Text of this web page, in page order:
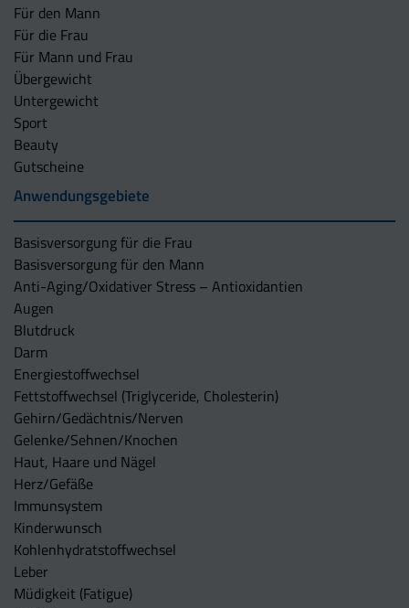
Für den Mann
Für die Frau
Für Mann und Frau
Übergewicht
Untergewicht
Sport
Beauty
Gutscheine
Anwendungsgebiete
Basisversorgung für die Frau
Basisversorgung für den Mann
Anti-Aging/Oxidativer Stress – Antioxidantien
Augen
Blutdruck
Darm
Energiestoffwechsel
Fettstoffwechsel (Triglyceride, Cholesterin)
Gehirn/Gedächtnis/Nerven
Gelenke/Sehnen/Knochen
Haut, Haare und Nägel
Herz/Gefäße
Immunsystem
Kinderwunsch
Kohlenhydratstoffwechsel
Leber
Müdigkeit (Fatigue)